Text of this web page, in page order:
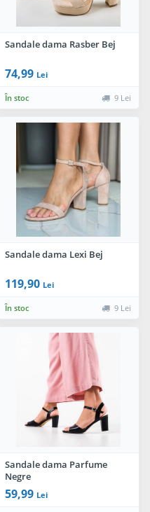
Sandale dama Rasber Bej
74,99 Lei
În stoc 9 Lei
Sandale dama Lexi Bej
119,90 Lei
În stoc 9 Lei
Sandale dama Parfume
Negre
59,99 Lei